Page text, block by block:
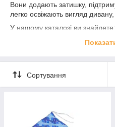
Вони додають затишку,
легко освіжають вигляд дивану,
У нашому каталозі ви знайдете:
Декоративні подушки для
🛏️Подушки для лавок,
шнурками або липучками
🧵Наповнювачі —
гречане лушпиння
Є моделі длявулиці,
Сортування